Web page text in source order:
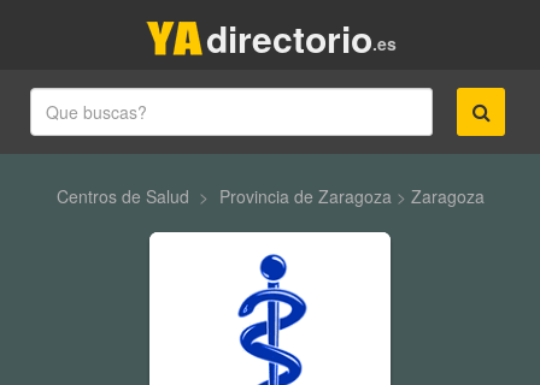
.es
directorio
Centros de Salud > Provincia de Zaragoza> Zaragoza